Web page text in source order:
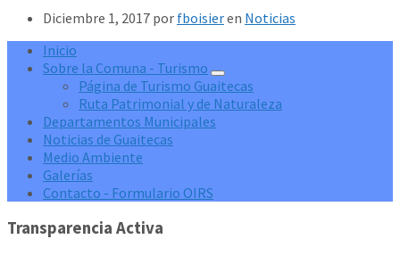
Diciembre 1, 2017 por fboisieren Noticias
Inicio
Sobre la Comuna - Turismo
Página de Turismo Guaitecas
Ruta Patrimonial y de Naturaleza
Departamentos Municipales
Noticias de Guaitecas
Medio Ambiente
Galerías
Contacto - Formulario OIRS
Transparencia Activa